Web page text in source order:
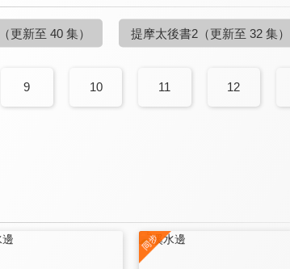
更新至第 12 集 更新至
（更新至 40 集） 提摩太後書2 （更新至 32 集）
9 10 11 12